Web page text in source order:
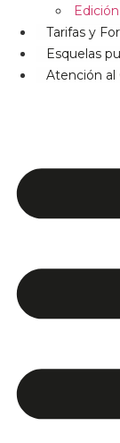
Tarifas y
Esquelas
Atención al